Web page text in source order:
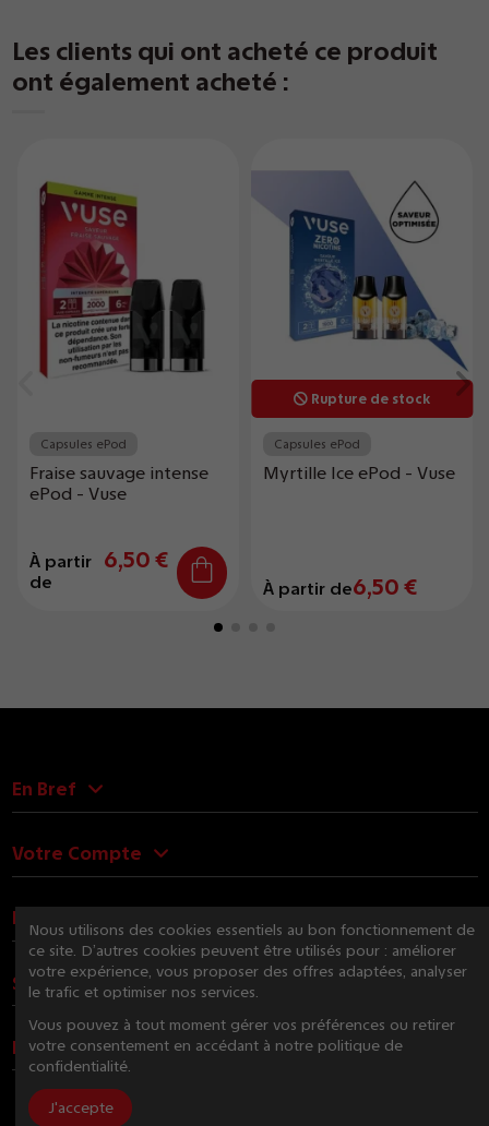
Les clients qui ont acheté ce produit
ont également acheté :
Capsules ePod
Fraise sauvage intense
ePod - Vuse
À partir
de
6,50 €
Rupture de stock
Capsules ePod
Myrtille Ice ePod - Vuse
À partir de6,50 €
En Bref
Votre Compte
Nous Contacter
Suivez-nous
Newsletter
Nous utilisons des cookies essentiels au bon fonctionnement de
ce site. D’autres cookies peuvent être utilisés pour : améliorer
votre expérience, vous proposer des offres adaptées, analyser
le trafic et optimiser nos services.
Vous pouvez à tout moment gérer vos préférences ou retirer
votre consentement en accédant à notre politique de
confidentialité.
J'accepte